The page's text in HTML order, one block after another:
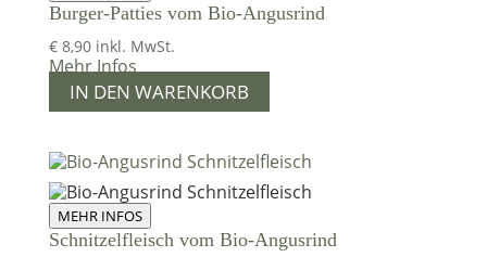
Burger-Patties vom Bio-Angusrind
€8,90 inkl. MwSt.
Mehr Infos
IN DEN WARENKORB
MEHR INFOS
Schnitzelfleisch vom Bio-Angusrind